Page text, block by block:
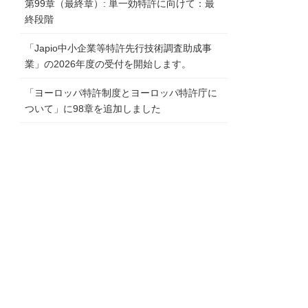
第99章（最終章）: 単一効特許に向けて：最
終段階
「Japio中小企業等特許先行技術調査助成事
業」の2026年度の受付を開始します。
「ヨーロッパ特許制度とヨーロッパ特許庁に
ついて」に98章を追加しました